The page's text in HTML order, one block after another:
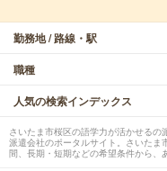
勤務地 / 路線・駅
職種
人気の検索インデックス
さいたま市桜区の語学力が活かせる
派遣会社のポータルサイト。さいた
間、長期・短期などの希望条件から、